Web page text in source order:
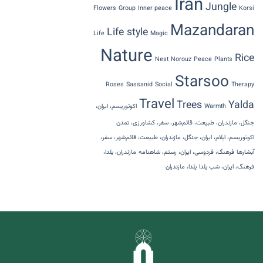
Flowers Group Inner peace IranJungle Korsi
Life Life style Magic Mazandaran
Nature Nest Norouz Peace Plants Rice
Roses Sassanid Social Starsoo Therapy
TravelTrees Warmth Yalda
اکوتوریسم، ایران،
جنگل، مازندران، طبیعت، قائم‌شهر، سفر، کشاورزی، تمدن
اکوتوریسم، ایلام، ایران، جنگل، مازندران، طبیعت، قائم‌شهر، سفر،
آبشارها فرهنگ، فردوسی، ایران، رستم، شاهنامه مازندران، یلدا،
فرهنگ، ایران، شب یلدا یلدا، مازندران